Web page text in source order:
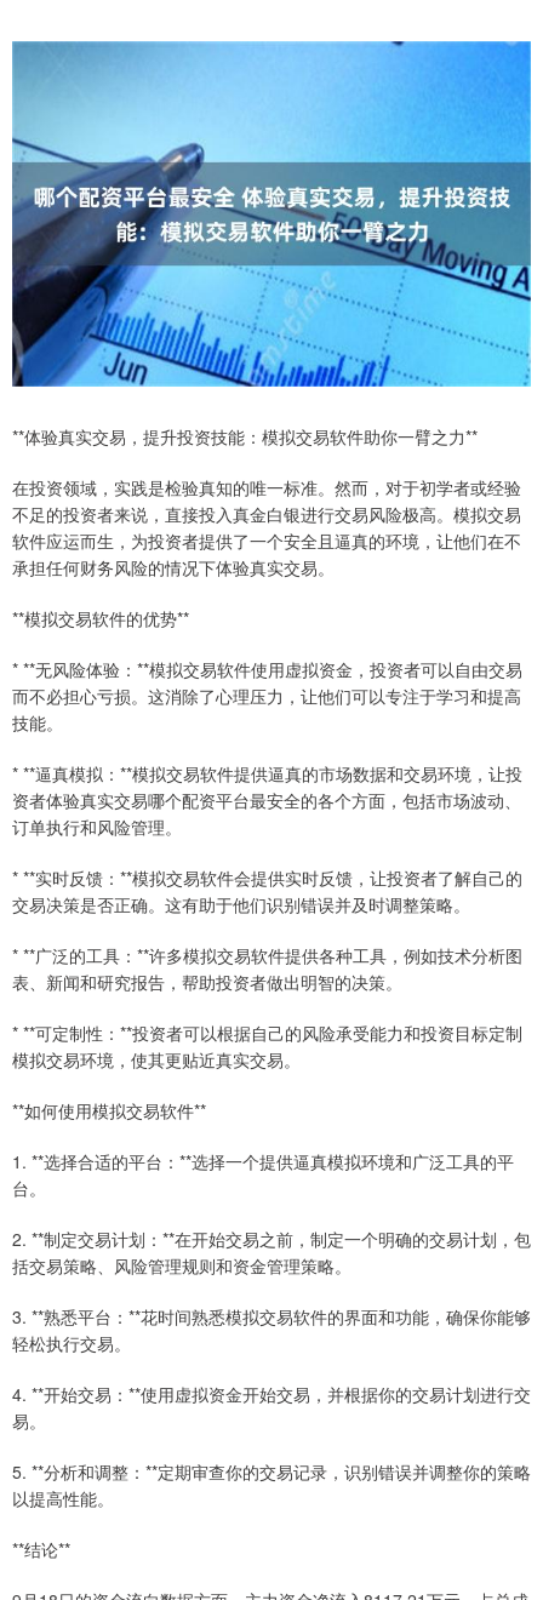
**体验真实交易，提升投资技能：模拟交易软件助你一臂之力**
在投资领域，实践是检验真知的唯一标准。然而，对于初学者或经验
不足的投资者来说，直接投入真金白银进行交易风险极高。模拟交易
软件应运而生，为投资者提供了一个安全且逼真的环境，让他们在不
承担任何财务风险的情况下体验真实交易。
**模拟交易软件的优势**
* **无风险体验：**模拟交易软件使用虚拟资金，投资者可以自由交易
而不必担心亏损。这消除了心理压力，让他们可以专注于学习和提高
技能。
* **逼真模拟：**模拟交易软件提供逼真的市场数据和交易环境，让投
资者体验真实交易哪个配资平台最安全的各个方面，包括市场波动、
订单执行和风险管理。
* **实时反馈：**模拟交易软件会提供实时反馈，让投资者了解自己的
交易决策是否正确。这有助于他们识别错误并及时调整策略。
* **广泛的工具：**许多模拟交易软件提供各种工具，例如技术分析图
表、新闻和研究报告，帮助投资者做出明智的决策。
* **可定制性：**投资者可以根据自己的风险承受能力和投资目标定制
模拟交易环境，使其更贴近真实交易。
**如何使用模拟交易软件**
1. **选择合适的平台：**选择一个提供逼真模拟环境和广泛工具的平
台。
2. **制定交易计划：**在开始交易之前，制定一个明确的交易计划，包
括交易策略、风险管理规则和资金管理策略。
3. **熟悉平台：**花时间熟悉模拟交易软件的界面和功能，确保你能够
轻松执行交易。
4. **开始交易：**使用虚拟资金开始交易，并根据你的交易计划进行交
易。
5. **分析和调整：**定期审查你的交易记录，识别错误并调整你的策略
以提高性能。
**结论**